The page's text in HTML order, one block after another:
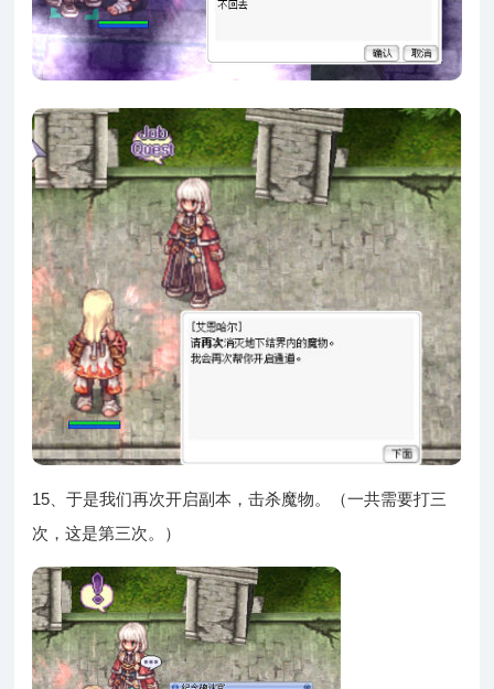
15、于是我们再次开启副本，击杀魔物。（一共需要打三
次，这是第三次。）